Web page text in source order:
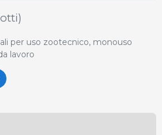
per uso zootecnico, monouso
lavoro